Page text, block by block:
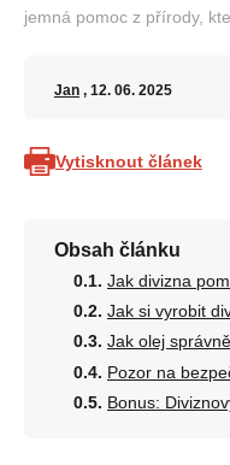
jemná pomoc z přírody,
Jan , 12. 06. 2025
Vytisknout článek
Obsah článku
Jak divizna
Jak si vyrobit
Jak olej
Pozor na
Bonus: